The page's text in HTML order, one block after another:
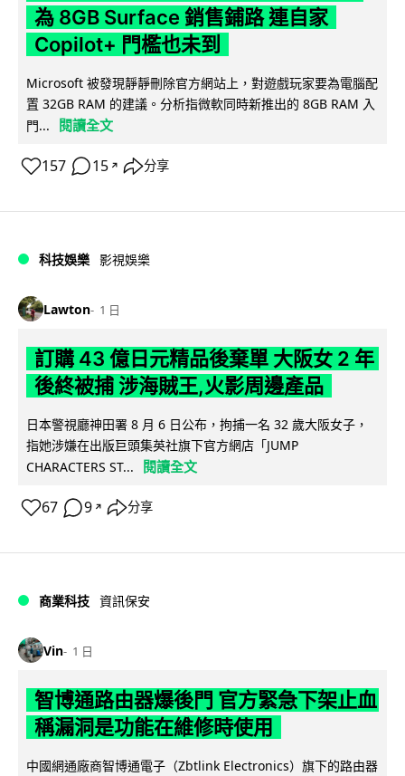
為 8GB Surface 銷售鋪路 連自家
Copilot+ 門檻也未到
Microsoft 被發現靜靜刪除官方網站上，對遊戲玩家要為電腦配
置 32GB RAM 的建議。分析指微軟同時新推出的 8GB RAM 入
門...
閱讀全文
157 15 ↗ 分享
科技娛樂 影視娛樂
Lawton 1 日
訂購 43 億日元精品後棄單 大阪女 2 年
後終被捕 涉海賊王,火影周邊產品
日本警視廳神田署 8 月 6 日公布，拘捕一名 32 歲大阪女子，
指她涉嫌在出版巨頭集英社旗下官方網店「JUMP
CHARACTERS ST...
閱讀全文
67 9 ↗ 分享
商業科技 資訊保安
Vin 1 日
智博通路由器爆後門 官方緊急下架止血
稱漏洞是功能在維修時使用
中國網通廠商智博通電子（Zbtlink Electronics）旗下的路由器